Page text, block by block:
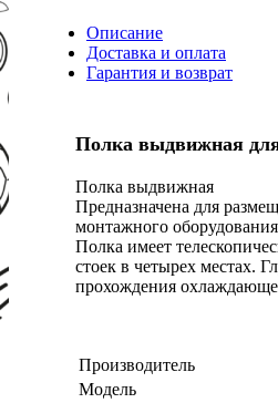
Описание
Доставка и оплата
Гарантия и возврат
Полка выдвижная
Полка выдвижная
Предназначена для
монтажного
Полка имеет
стоек в четырех местах.
прохождения
Производитель
Модель